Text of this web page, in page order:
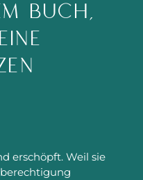
Buch,
erschöpft. Weil sie